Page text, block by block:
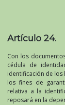
Artículo 24.
Con los
cédula de
identificación de los
los fines de
relativa a la
reposará en la